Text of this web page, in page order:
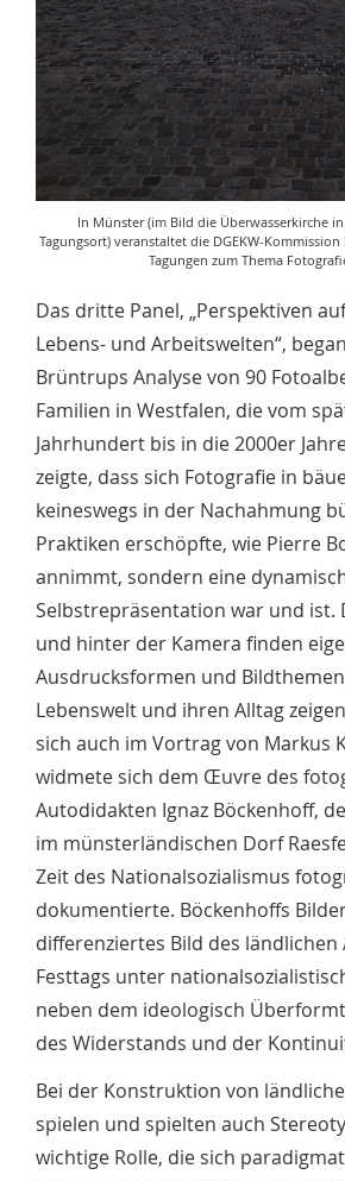
In Münster (im Bild die Überwasserkirche
Tagungsort) veranstaltet die DGEKW-
Tagungen zum Thema
Das dritte Panel, „Perspektiven
Lebens- und Arbeitswelten“,
Brüntrups Analyse von 90
Familien in Westfalen, die vom
Jahrhundert bis in die 2000er
zeigte, dass sich Fotografie in
keineswegs in der Nachahmung
Praktiken erschöpfte, wie Pierre
annimmt, sondern eine
Selbstrepräsentation war und ist.
und hinter der Kamera finden
Ausdrucksformen und
Lebenswelt und ihren Alltag
sich auch im Vortrag von Markus
widmete sich dem Œuvre des
Autodidakten Ignaz Böckenhoff,
im münsterländischen Dorf
Zeit des Nationalsozialismus
dokumentierte. Böckenhoffs
differenziertes Bild des ländlichen
Festtags unter
neben dem ideologisch
des Widerstands und der
Bei der Konstruktion von
spielen und spielten auch
wichtige Rolle, die sich